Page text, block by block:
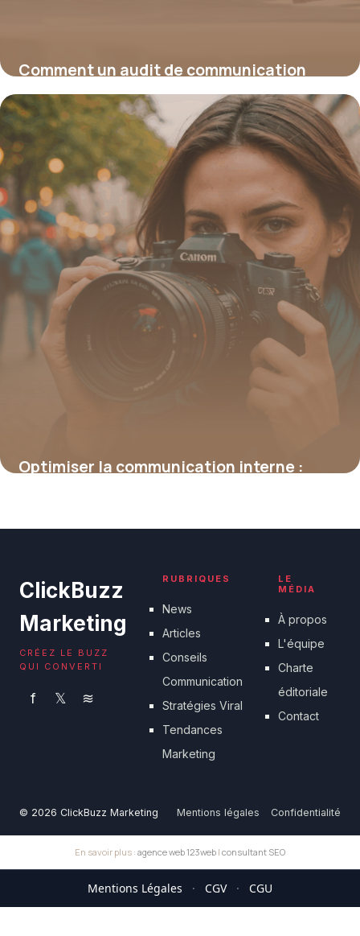
Comment un audit de communication
stratégique révèle la performance réelle
de vos messages
15 juin 2026
Optimiser la communication interne :
ClickBuzz
Marketing
CRÉEZ LE BUZZ
QUI CONVERTI
f 𝕏 ≋
RUBRIQUES
News
Articles
Conseils
Communication
Stratégies Viral
Tendances
Marketing
LE
MÉDIA
À propos
L'équipe
Charte
éditoriale
Contact
© 2026 ClickBuzz Marketing Mentions légales Confidentialité
En savoir plus : agence web 123web | consultant SEO
Mentions Légales · CGV · CGU